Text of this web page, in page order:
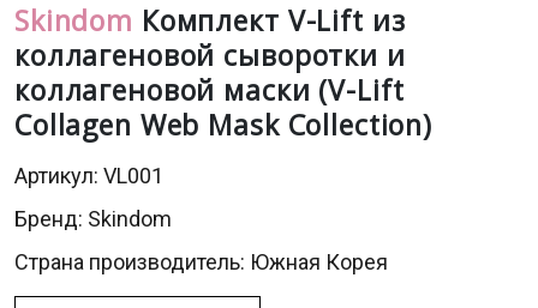
Skindom Комплект V-Lift из
коллагеновой сыворотки и
коллагеновой маски (V-Lift
Collagen Web Mask Collection)
Артикул: VL001
Бренд: Skindom
Страна производитель: Южная Корея